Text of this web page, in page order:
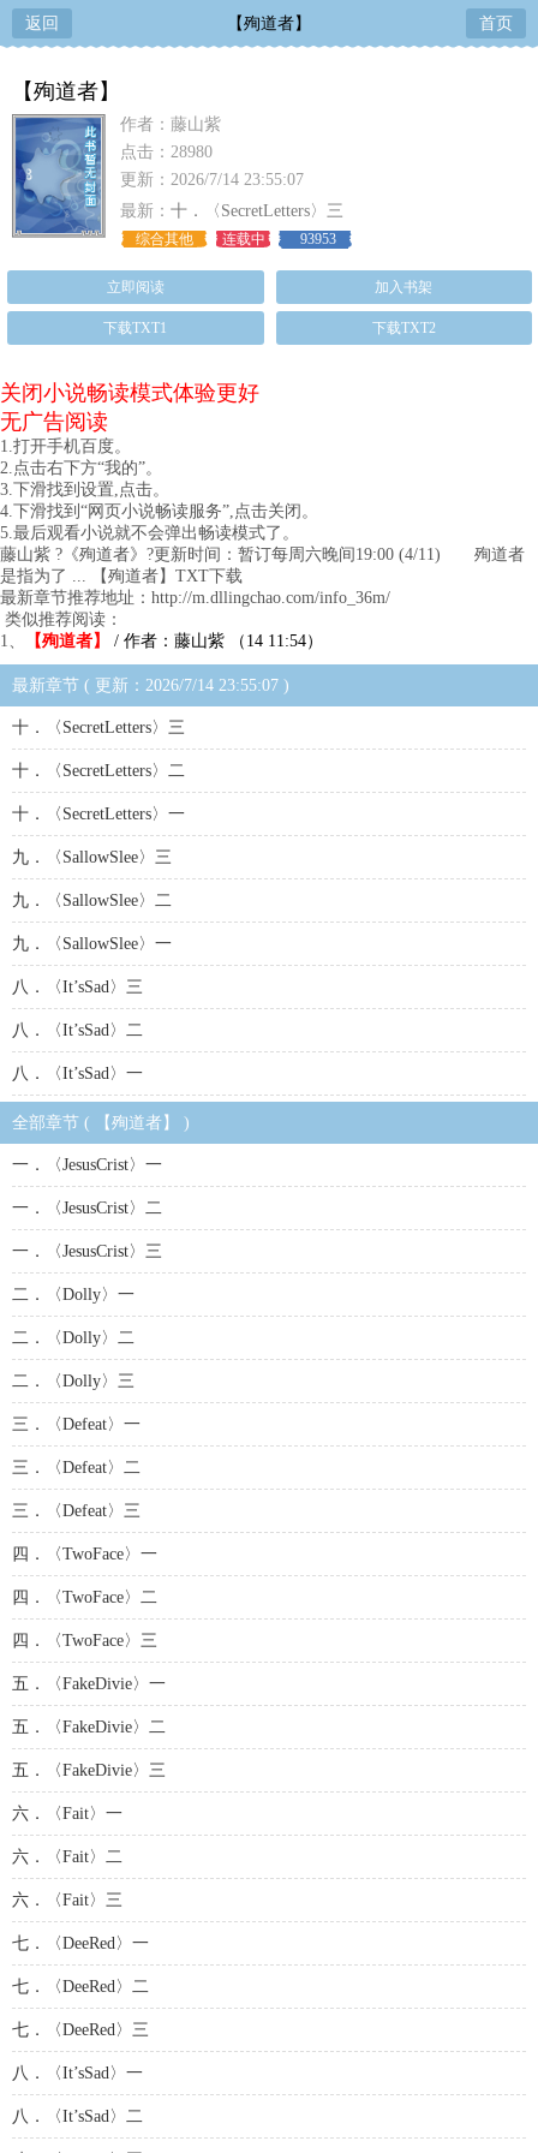
返回 【殉道者】 首页
【殉道者】
作者：藤山紫
点击：28980
更新：2026/7/14 23:55:07
最新： 十．〈SecretLetters〉三
综合其他 连载中 93953
立即阅读 加入书架
下载TXT1 下载TXT2
关闭小说畅读模式体验更好
无广告阅读
1.打开手机百度。
2.点击右下方“我的”。
3.下滑找到设置,点击。
4.下滑找到“网页小说畅读服务”,点击关闭。
5.最后观看小说就不会弹出畅读模式了。
藤山紫 ?《殉道者》?更新时间：暂订每周六晚间19:00 (4/11) 殉道者
是指为了 ... 【殉道者】TXT下载
最新章节推荐地址：http://m.dllingchao.com/info_36m/
类似推荐阅读：
1、
【殉道者】 / 作者：藤山紫 （14 11:54）
最新章节 ( 更新：2026/7/14 23:55:07 )
十．〈SecretLetters〉三
十．〈SecretLetters〉二
十．〈SecretLetters〉一
九．〈SallowSlee〉三
九．〈SallowSlee〉二
九．〈SallowSlee〉一
八．〈It’sSad〉三
八．〈It’sSad〉二
八．〈It’sSad〉一
全部章节 ( 【殉道者】 )
一．〈JesusCrist〉一
一．〈JesusCrist〉二
一．〈JesusCrist〉三
二．〈Dolly〉一
二．〈Dolly〉二
二．〈Dolly〉三
三．〈Defeat〉一
三．〈Defeat〉二
三．〈Defeat〉三
四．〈TwoFace〉一
四．〈TwoFace〉二
四．〈TwoFace〉三
五．〈FakeDivie〉一
五．〈FakeDivie〉二
五．〈FakeDivie〉三
六．〈Fait〉一
六．〈Fait〉二
六．〈Fait〉三
七．〈DeeRed〉一
七．〈DeeRed〉二
七．〈DeeRed〉三
八．〈It’sSad〉一
八．〈It’sSad〉二